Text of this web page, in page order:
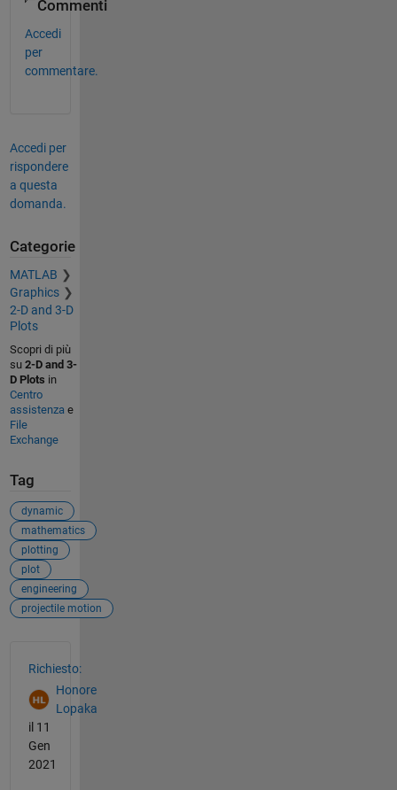
Commenti
Accedi
per
commentare.
Accedi per
rispondere
a questa
domanda.
Categorie
MATLAB
Graphics
2-D and 3-D
Plots
Scopri di più
su 2-D and 3-
D Plots in
Centro
assistenzae
File
Exchange
Tag
dynamic
mathematics
plotting
plot
engineering
projectile motion
Richiesto:
Honore
Lopaka
il 11
Gen
2021